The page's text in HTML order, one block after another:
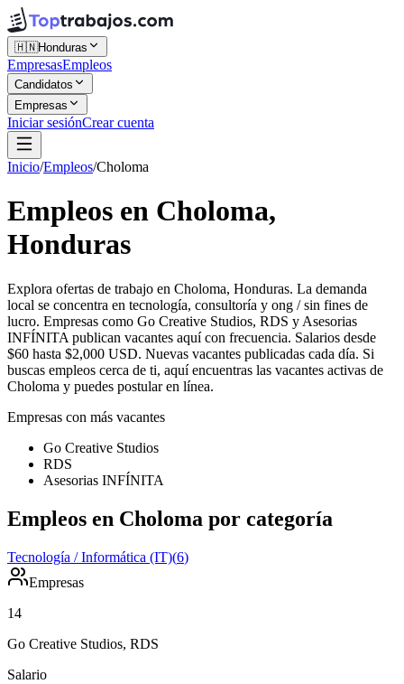
🇭🇳Honduras
EmpresasEmpleos
Candidatos
Empresas
Iniciar sesiónCrear cuenta
Inicio/Empleos/Choloma
Empleos en Choloma,
Honduras
Explora ofertas de trabajo en Choloma, Honduras. La demanda
local se concentra en tecnología, consultoría y ong / sin fines de
lucro. Empresas como Go Creative Studios, RDS y Asesorias
INFÍNITA publican vacantes aquí con frecuencia. Salarios desde
$60 hasta $2,000 USD. Nuevas vacantes publicadas cada día. Si
buscas empleos cerca de ti, aquí encuentras las vacantes activas de
Choloma y puedes postular en línea.
Empresas con más vacantes
Go Creative Studios
RDS
Asesorias INFÍNITA
Empleos en Choloma por categoría
Tecnología / Informática (IT)(6)
Empresas
14
Go Creative Studios, RDS
Salario